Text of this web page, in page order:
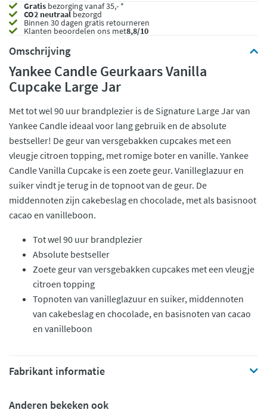
Gratis bezorging vanaf 35,- *
CO2 neutraalbezorgd
Binnen 30 dagen gratis retourneren
Klanten beoordelen ons met8,8/10
Omschrijving
Yankee Candle Geurkaars Vanilla
Cupcake Large Jar
Met tot wel 90 uur brandplezier is de Signature Large Jar van
Yankee Candle ideaal voor lang gebruik en de absolute
bestseller! De geur van versgebakken cupcakes met een
vleugje citroen topping, met romige boter en vanille. Yankee
Candle Vanilla Cupcake is een zoete geur. Vanilleglazuur en
suiker vindt je terug in de topnoot van de geur. De
middennoten zijn cakebeslag en chocolade, met als basisnoot
cacao en vanilleboon.
Tot wel 90 uur brandplezier
Absolute bestseller
Zoete geur van versgebakken cupcakes met een vleugje
citroen topping
Topnoten van vanilleglazuur en suiker, middennoten
van cakebeslag en chocolade, en basisnoten van cacao
en vanilleboon
Fabrikant informatie
Anderen bekeken ook